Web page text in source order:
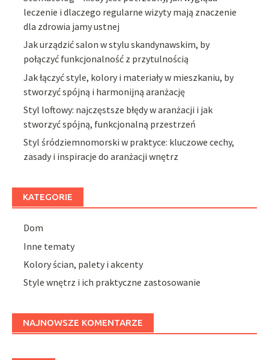
leczenie i dlaczego regularne wizyty mają znaczenie
dla zdrowia jamy ustnej
Jak urządzić salon w stylu skandynawskim, by
połączyć funkcjonalność z przytulnością
Jak łączyć style, kolory i materiały w mieszkaniu, by
stworzyć spójną i harmonijną aranżację
Styl loftowy: najczęstsze błędy w aranżacji i jak
stworzyć spójną, funkcjonalną przestrzeń
Styl śródziemnomorski w praktyce: kluczowe cechy,
zasady i inspiracje do aranżacji wnętrz
KATEGORIE
Dom
Inne tematy
Kolory ścian, palety i akcenty
Style wnętrz i ich praktyczne zastosowanie
NAJNOWSZE KOMENTARZE